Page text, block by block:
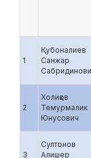
1
Қубоналиев
Санжар
2
Холиқов
Темурмалик
Юнусович
3
Султонов
Алишер